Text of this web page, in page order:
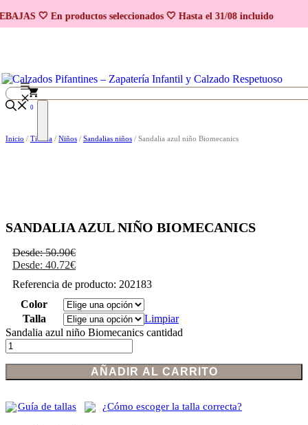
🤍 En productos seleccionados 🤍 Hasta el 31/08 incluido
Saltar al contenido
0
Inicio / Tienda / Niños / Sandalias niños / Sandalia azul niño Biomecanics
SANDALIA AZUL NIÑO BIOMECANICS
Desde:50.90€
Desde: 40.72€
Referencia de producto: 202183
Color
Talla
Limpiar
Sandalia azul niño Biomecanics cantidad
AÑADIR AL CARRITO
Guía de tallas ¿Cómo escoger la talla correcta?